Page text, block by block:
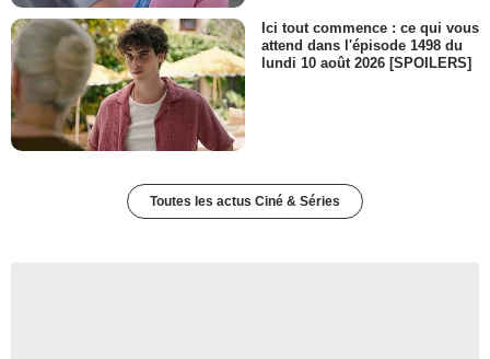
Ici tout commence : ce qui vous
attend dans l'épisode 1498 du
lundi 10 août 2026 [SPOILERS]
Toutes les actus Ciné & Séries